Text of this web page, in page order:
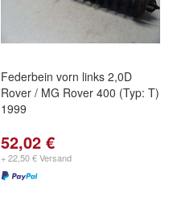
Federbein vorn links 2,0D
Rover / MG Rover 400 (Typ: T)
1999
52,02 €
+ 22,50 € Versand